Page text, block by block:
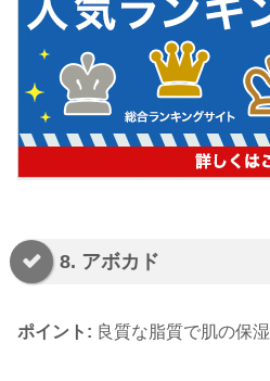
8. アボカド
ポイント: 良質な脂質で肌の保湿